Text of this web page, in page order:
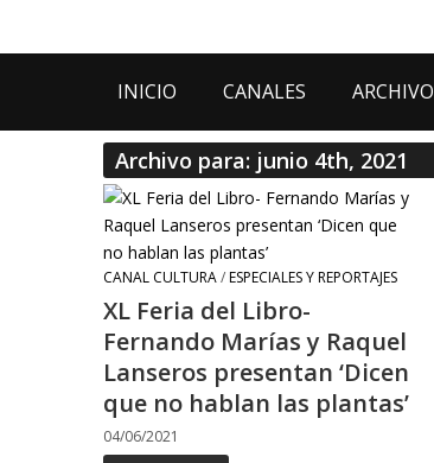
INICIO CANALES ARCHIVO
Archivo para: junio 4th, 2021
CANAL CULTURA/ESPECIALES Y REPORTAJES
XL Feria del Libro-
Fernando Marías y Raquel
Lanseros presentan ‘Dicen
que no hablan las plantas’
04/06/2021